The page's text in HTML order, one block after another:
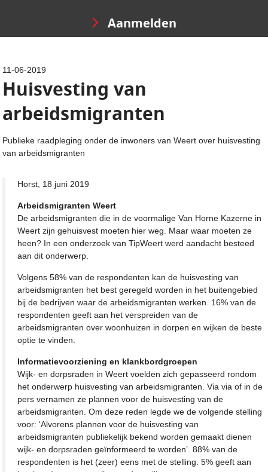
Aanmelden
11-06-2019
Huisvesting van
arbeidsmigranten
Publieke raadpleging onder de inwoners van Weert over huisvesting
van arbeidsmigranten
Horst, 18 juni 2019
Arbeidsmigranten Weert
De arbeidsmigranten die in de voormalige Van Horne Kazerne in
Weert zijn gehuisvest moeten hier weg. Maar waar moeten ze
heen? In een onderzoek van TipWeert werd aandacht besteed
aan dit onderwerp.
Volgens 58% van de respondenten kan de huisvesting van
arbeidsmigranten het best geregeld worden in het buitengebied
bij de bedrijven waar de arbeidsmigranten werken. 16% van de
respondenten geeft aan het verspreiden van de
arbeidsmigranten over woonhuizen in dorpen en wijken de beste
optie te vinden.
Informatievoorziening en klankbordgroepen
Wijk- en dorpsraden in Weert voelden zich gepasseerd rondom
het onderwerp huisvesting van arbeidsmigranten. Via via of in de
pers vernamen ze plannen voor de huisvesting van de
arbeidsmigranten. Om deze reden legde we de volgende stelling
voor: ‘Alvorens plannen voor de huisvesting van
arbeidsmigranten publiekelijk bekend worden gemaakt dienen
wijk- en dorpsraden geïnformeerd te worden’. 88% van de
respondenten is het (zeer) eens met de stelling. 5% geeft aan